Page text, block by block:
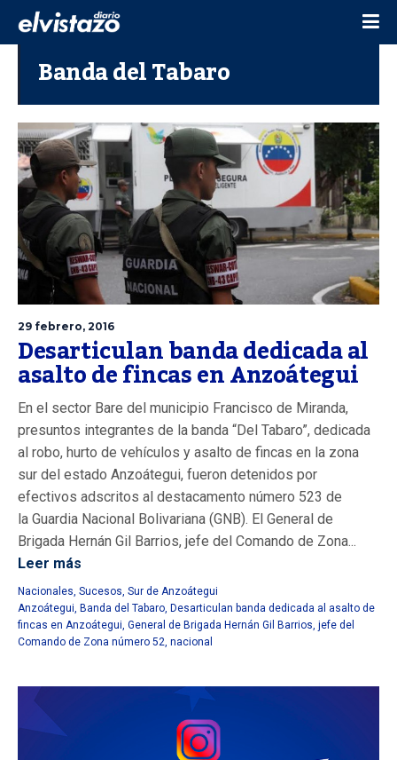
Banda del Tabaro
29 febrero, 2016
Desarticulan banda dedicada al
asalto de fincas en Anzoátegui
En el sector Bare del municipio Francisco de Miranda,
presuntos integrantes de la banda “Del Tabaro”, dedicada
al robo, hurto de vehículos y asalto de fincas en la zona
sur del estado Anzoátegui, fueron detenidos por
efectivos adscritos al destacamento número 523 de
la Guardia Nacional Bolivariana (GNB). El General de
Brigada Hernán Gil Barrios, jefe del Comando de Zona...
Leer más
Nacionales, Sucesos, Sur de Anzoátegui
Anzoátegui, Banda del Tabaro, Desarticulan banda dedicada al asalto de
fincas en Anzoátegui, General de Brigada Hernán Gil Barrios, jefe del
Comando de Zona número 52, nacional